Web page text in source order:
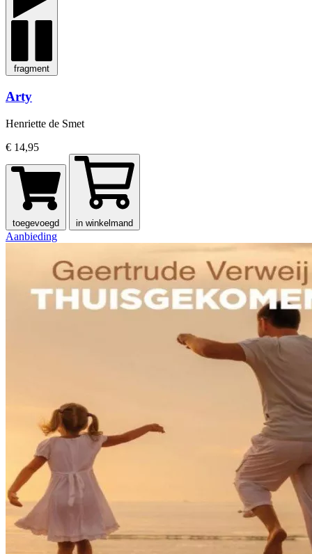
fragment
Arty
Henriette de Smet
€ 14,95
toegevoegd in winkelmand
Aanbieding